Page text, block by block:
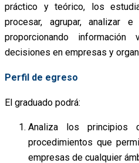
práctico y teórico, los
procesar, agrupar, analizar
proporcionando
decisiones en empresas y
Perfil de egreso
El graduado podrá:
Analiza los principios
procedimientos que
empresas de cualquier